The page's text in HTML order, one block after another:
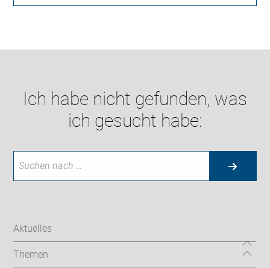
Ich habe nicht gefunden, was
ich gesucht habe:
Aktuelles
Themen